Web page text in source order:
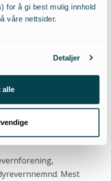
for å gi best mulig innhold
våre nettsider.
Detaljer
alle
hvordan kattene kan
behovet i hvert
til buret mens den er
mulig å frakte katten i
Følg
og stell.
Mest